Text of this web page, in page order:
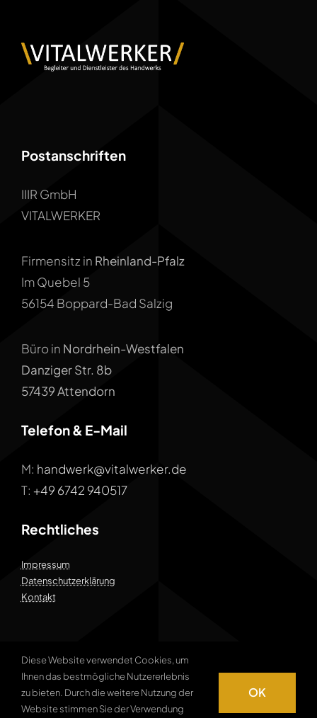
Postanschriften
IIIR GmbH
VITALWERKER
Firmensitz in Rheinland-Pfalz
Im Quebel 5
56154 Boppard-Bad Salzig
Büro in Nordrhein-Westfalen
Danziger Str. 8b
57439 Attendorn
Telefon & E-Mail
M: handwerk@vitalwerker.de
T: +49 6742 940517
Rechtliches
Impressum
Datenschutzerklärung
Kontakt
© 2009 - 2026 VITALWERKER – ein
Unternehmensbereich der IIIR GmbH
Diese Website verwendet Cookies, um
Ihnen das bestmögliche Nutzererlebnis
zu bieten. Durch die weitere Nutzung der
Website stimmen Sie der Verwendung
OK